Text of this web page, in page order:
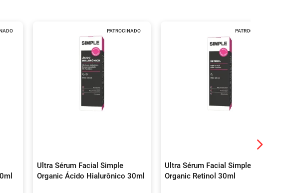
PATROCINADO
Ultra Sérum Facial Simple
Organic Ácido Hialurônico 30ml
PATROCINADO
Ultra Sérum Facial Simple
Organic Retinol 30ml